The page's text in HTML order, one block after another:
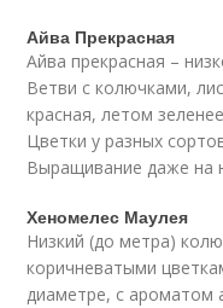
Айва Прекрасная
Айва прекрасная –
Ветви с колючками,
красная, летом
Цветки у разных
Выращивание даже на
Хеномелес Маулея
Низкий (до метра)
коричневатыми
диаметре, с ароматом